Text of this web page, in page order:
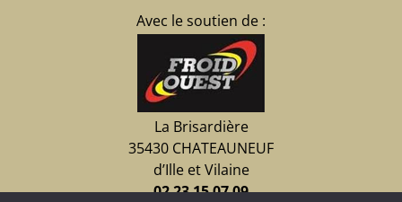
Avec le soutien de :
La Brisardière
35430 CHATEAUNEUF
d’Ille et Vilaine
02 23 15 07 09